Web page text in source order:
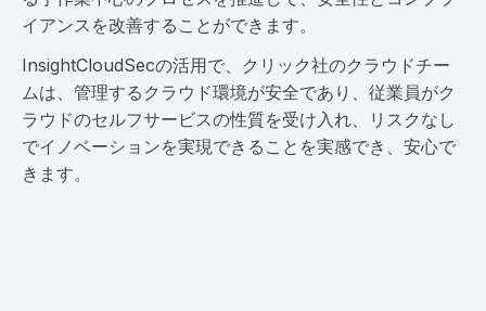
イアンスを改善することができます。
InsightCloudSecの活用で、クリック社のクラウドチー
ムは、管理するクラウド環境が安全であり、従業員がク
ラウドのセルフサービスの性質を受け入れ、リスクなし
でイノベーションを実現できることを実感でき、安心で
きます。